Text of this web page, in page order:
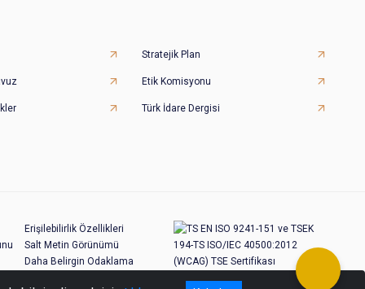
Stratejik Plan
Etik Komisyonu
Türk İdare Dergisi
Erişilebilirlik Özellikleri
Salt Metin Görünümü
Daha Belirgin Odaklama